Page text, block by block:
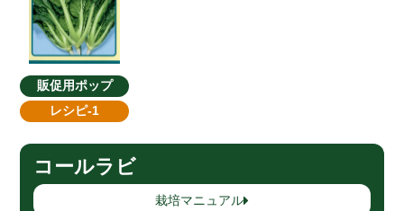
販促用ポップ
レシピ-1
コールラビ
栽培マニュアル